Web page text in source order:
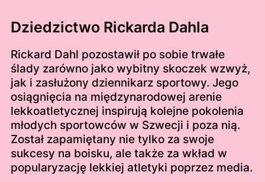
Dziedzictwo Rickarda Dahla
Rickard Dahl pozostawił po sobie trwałe
ślady zarówno jako wybitny skoczek wzwyż,
jak i zasłużony dziennikarz sportowy. Jego
osiągnięcia na międzynarodowej arenie
lekkoatletycznej inspirują kolejne pokolenia
młodych sportowców w Szwecji i poza nią.
Został zapamiętany nie tylko za swoje
sukcesy na boisku, ale także za wkład w
popularyzację lekkiej atletyki poprzez media.